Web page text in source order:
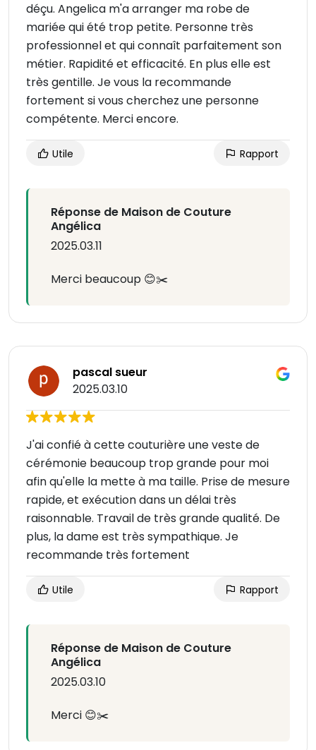
déçu. Angelica m'a arranger ma robe de
mariée qui été trop petite. Personne très
professionnel et qui connaît parfaitement son
métier. Rapidité et efficacité. En plus elle est
très gentille. Je vous la recommande
fortement si vous cherchez une personne
compétente. Merci encore.
Utile Rapport
Réponse de Maison de Couture
Angélica
2025.03.11
Merci beaucoup 😊✂️
pascal sueur
2025.03.10
J'ai confié à cette couturière une veste de
cérémonie beaucoup trop grande pour moi
afin qu'elle la mette à ma taille. Prise de mesure
rapide, et exécution dans un délai très
raisonnable. Travail de très grande qualité. De
plus, la dame est très sympathique. Je
recommande très fortement
Utile Rapport
Réponse de Maison de Couture
Angélica
2025.03.10
Merci 😊✂️